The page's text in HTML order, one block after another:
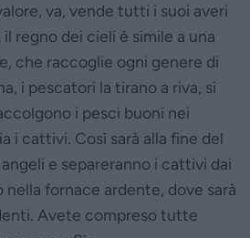
va, vende tutti i suoi averi
regno dei cieli è simile a una
che raccoglie ogni genere di
i pescatori la tirano a riva, si
i pesci buoni nei
i cattivi. Così sarà alla fine del
e separeranno i cattivi dai
fornace ardente, dove sarà
Avete compreso tutte